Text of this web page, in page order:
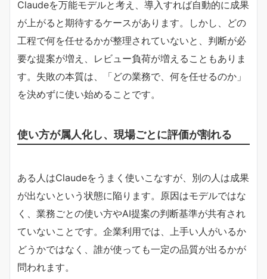
Claudeを万能モデルと考え、導入すれば自動的に成果
が上がると期待するケースがあります。しかし、どの
工程で何を任せるかが整理されていないと、判断が必
要な提案が増え、レビュー負荷が増えることもありま
す。失敗の本質は、「どの業務で、何を任せるのか」
を決めずに使い始めることです。
使い方が属人化し、現場ごとに評価が割れる
ある人はClaudeをうまく使いこなすが、別の人は成果
が出ないという状態に陥ります。原因はモデルではな
く、業務ごとの使い方やAI提案の判断基準が共有され
ていないことです。企業利用では、上手い人がいるか
どうかではなく、誰が使っても一定の品質が出るかが
問われます。